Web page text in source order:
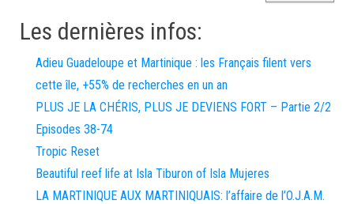
Les dernières infos:
Adieu Guadeloupe et Martinique : les Français filent vers
cette île, +55% de recherches en un an
PLUS JE LA CHÉRIS, PLUS JE DEVIENS FORT – Partie 2/2
Episodes 38-74
Tropic Reset
Beautiful reef life at Isla Tiburon of Isla Mujeres
LA MARTINIQUE AUX MARTINIQUAIS: l’affaire de l’O.J.A.M.